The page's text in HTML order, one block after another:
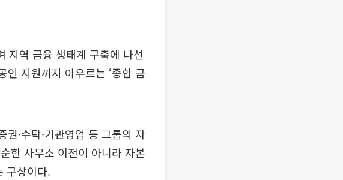
지역 금융 생태계 구축에 나선
인 지원까지 아우르는 ‘종합 금
·수탁·기관영업 등 그룹의 자
한 사무소 이전이 아니라 자본
구상이다.